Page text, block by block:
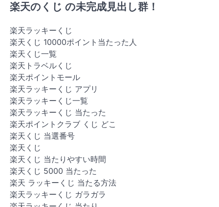
楽天のくじ の未完成見出し群！
楽天ラッキーくじ
楽天くじ 10000ポイント当たった人
楽天くじ一覧
楽天トラベルくじ
楽天ポイントモール
楽天ラッキーくじ アプリ
楽天ラッキーくじ一覧
楽天ラッキーくじ 当たった
楽天ポイントクラブ くじ どこ
楽天くじ 当選番号
楽天くじ
楽天くじ 当たりやすい時間
楽天くじ 5000 当たった
楽天 ラッキーくじ 当たる方法
楽天ラッキーくじ ガラガラ